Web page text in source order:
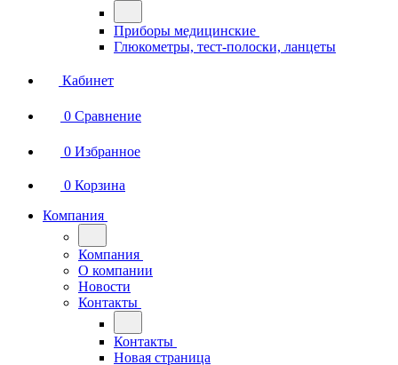
Приборы медицинские
Глюкометры, тест-полоски, ланцеты
Кабинет
0 Сравнение
0 Избранное
0 Корзина
Компания
Компания
О компании
Новости
Контакты
Контакты
Новая страница